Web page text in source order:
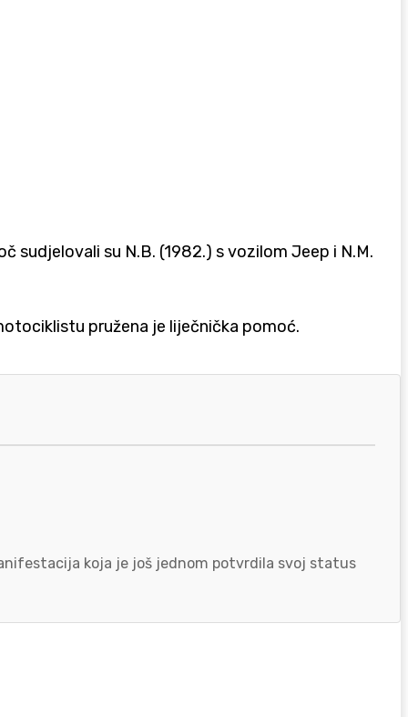
sudjelovali su N.B. (1982.) s vozilom Jeep i N.M.
pružena je liječnička pomoć.
koja je još jednom potvrdila svoj status